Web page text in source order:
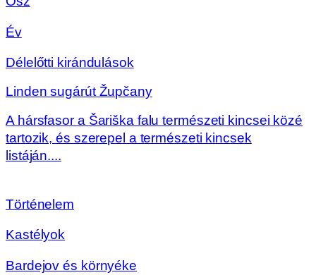
Év
Délelőtti kirándulások
Linden sugárút Župčany
A hársfasor a Šariška falu természeti kincsei közé
tartozik, és szerepel a természeti kincsek
listáján....
Történelem
Kastélyok
Bardejov és környéke